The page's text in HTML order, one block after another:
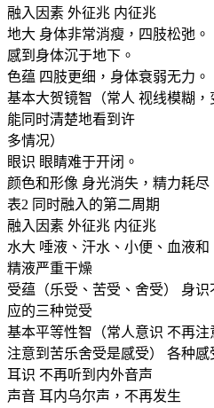
融入因素 外征兆 内征兆
地大 身体非常消瘦，四肢松弛。
感到身体沉于地下。
色蕴 四肢更细，身体衰弱无力。
基本大贺镜智（常人 视线模糊，
能同时清楚地看到许
多情况）
眼识 眼睛难于开闭。
颜色和形像 身光消失，精力耗尽
表2 同时融入的第二周期
融入因素 外征兆 内征兆
水大 唾液、汗水、小便、血液和
精液严重干燥
受蕴（乐受、苦受、舍受） 身识
应的三种觉受
基本平等性智（常人意识 不再
注意到苦乐舍受是感受） 各种感
耳识 不再听到内外音声
声音 耳内乌尔声，不再发生